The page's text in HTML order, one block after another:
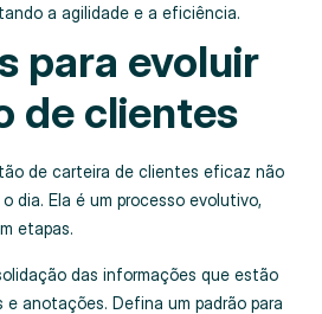
a agilidade e a eficiência.
para evoluir
de clientes
de carteira de clientes eficaz não
dia. Ela é um processo evolutivo,
etapas.
das informações que estão
e anotações. Defina um padrão para